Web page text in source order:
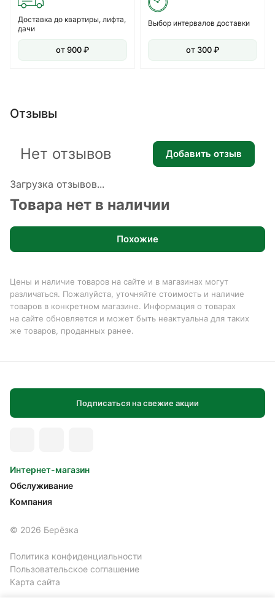
Доставка до квартиры, лифта,
дачи
от 900 ₽
Выбор интервалов доставки
от 300 ₽
Отзывы
Загрузка отзывов...
Нет отзывов Добавить отзыв
Товара нет в наличии
Похожие
Цены и наличие товаров на сайте и в магазинах могут
различаться. Пожалуйста, уточняйте стоимость и наличие
товаров в конкретном магазине. Информация о товарах
на сайте обновляется и может быть неактуальна для таких
же товаров, проданных ранее.
Подписаться на свежие акции
Интернет-магазин
Обслуживание
Компания
© 2026 Берёзка
Политика конфиденциальности
Пользовательское соглашение
Карта сайта